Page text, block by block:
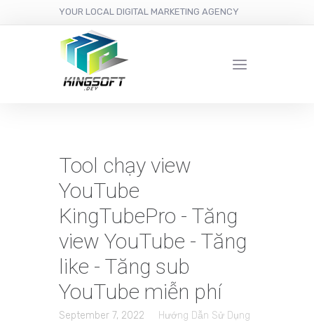
YOUR LOCAL DIGITAL MARKETING AGENCY
Tool chạy view
YouTube
KingTubePro - Tăng
view YouTube - Tăng
like - Tăng sub
YouTube miễn phí
September 7, 2022 Hướng Dẫn Sử Dụng